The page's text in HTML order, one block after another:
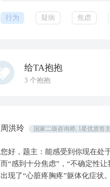
行为 疑病 焦虑
给TA抱抱
3 个抱抱
周洪玲 国家二级咨询师, 1星优质答主
您好，题主：能感受到你现在处
而“感到十分焦虑”，“不确定性
出现了“心脏疼胸疼”躯体化症状。